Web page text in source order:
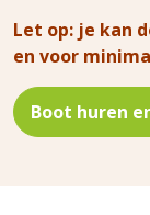
Let op: je kan
en voor
Boot huren